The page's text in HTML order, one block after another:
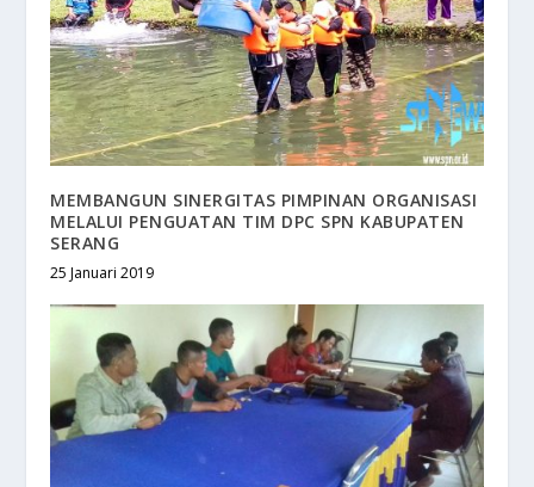
MEMBANGUN SINERGITAS PIMPINAN ORGANISASI
MELALUI PENGUATAN TIM DPC SPN KABUPATEN
SERANG
25 Januari 2019